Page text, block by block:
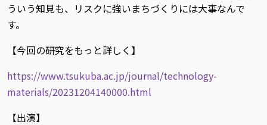
ういう知見も、リスクに強いまちづくりには大事なんで
す。
【今回の研究をもっと詳しく】
https://www.tsukuba.ac.jp/journal/technology-
materials/20231204140000.html
【出演】